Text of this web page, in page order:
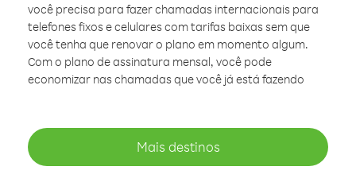
você precisa para fazer chamadas internacionais para
telefones fixos e celulares com tarifas baixas sem que
você tenha que renovar o plano em momento algum.
Com o plano de assinatura mensal, você pode
economizar nas chamadas que você já está fazendo
Mais destinos